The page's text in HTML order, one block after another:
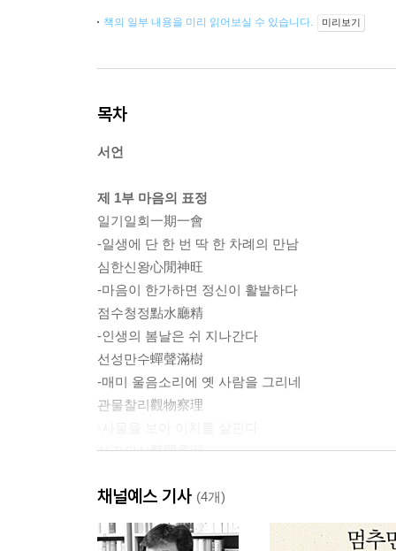
책의 일부 내용을 미리 읽어보실 수 있습니다. 미리보기
목차
서언
제 1부 마음의 표정
일기일회一期一會
-일생에 단 한 번 딱 한 차례의 만남
심한신왕心閒神旺
-마음이 한가하면 정신이 활발하다
점수청정點水廳精
-인생의 봄날은 쉬 지나간다
선성만수蟬聲滿樹
-매미 울음소리에 옛 사람을 그리네
관물찰리觀物察理
사간의심辭間意深
허정무위虛靜無爲
-텅 비어 고요하고 담박하게 무위하라
욕로환장欲露還藏
채널예스 기사 (4개)